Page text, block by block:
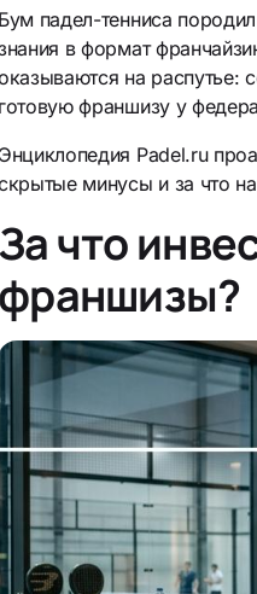
Бум падел-тенниса
в формат
на распутье:
готовую франшизу у
Энциклопедия Padel.ru
минусы и за что
За что
франшизы?